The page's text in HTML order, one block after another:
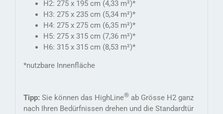
H2: 275 x 195 cm (4,33 m²)*
H3: 275 x 235 cm (5,34 m²)*
H4: 275 x 275 cm (6,35 m²)*
H5: 275 x 315 cm (7,36 m²)*
H6: 315 x 315 cm (8,53 m²)*
*nutzbare Innenfläche
Tipp: Sie können das HighLine®ab Grösse H2 ganz
nach Ihren Bedürfnissen drehen und die Standardtür